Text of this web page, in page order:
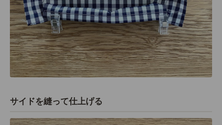
サイドを縫って仕上げる